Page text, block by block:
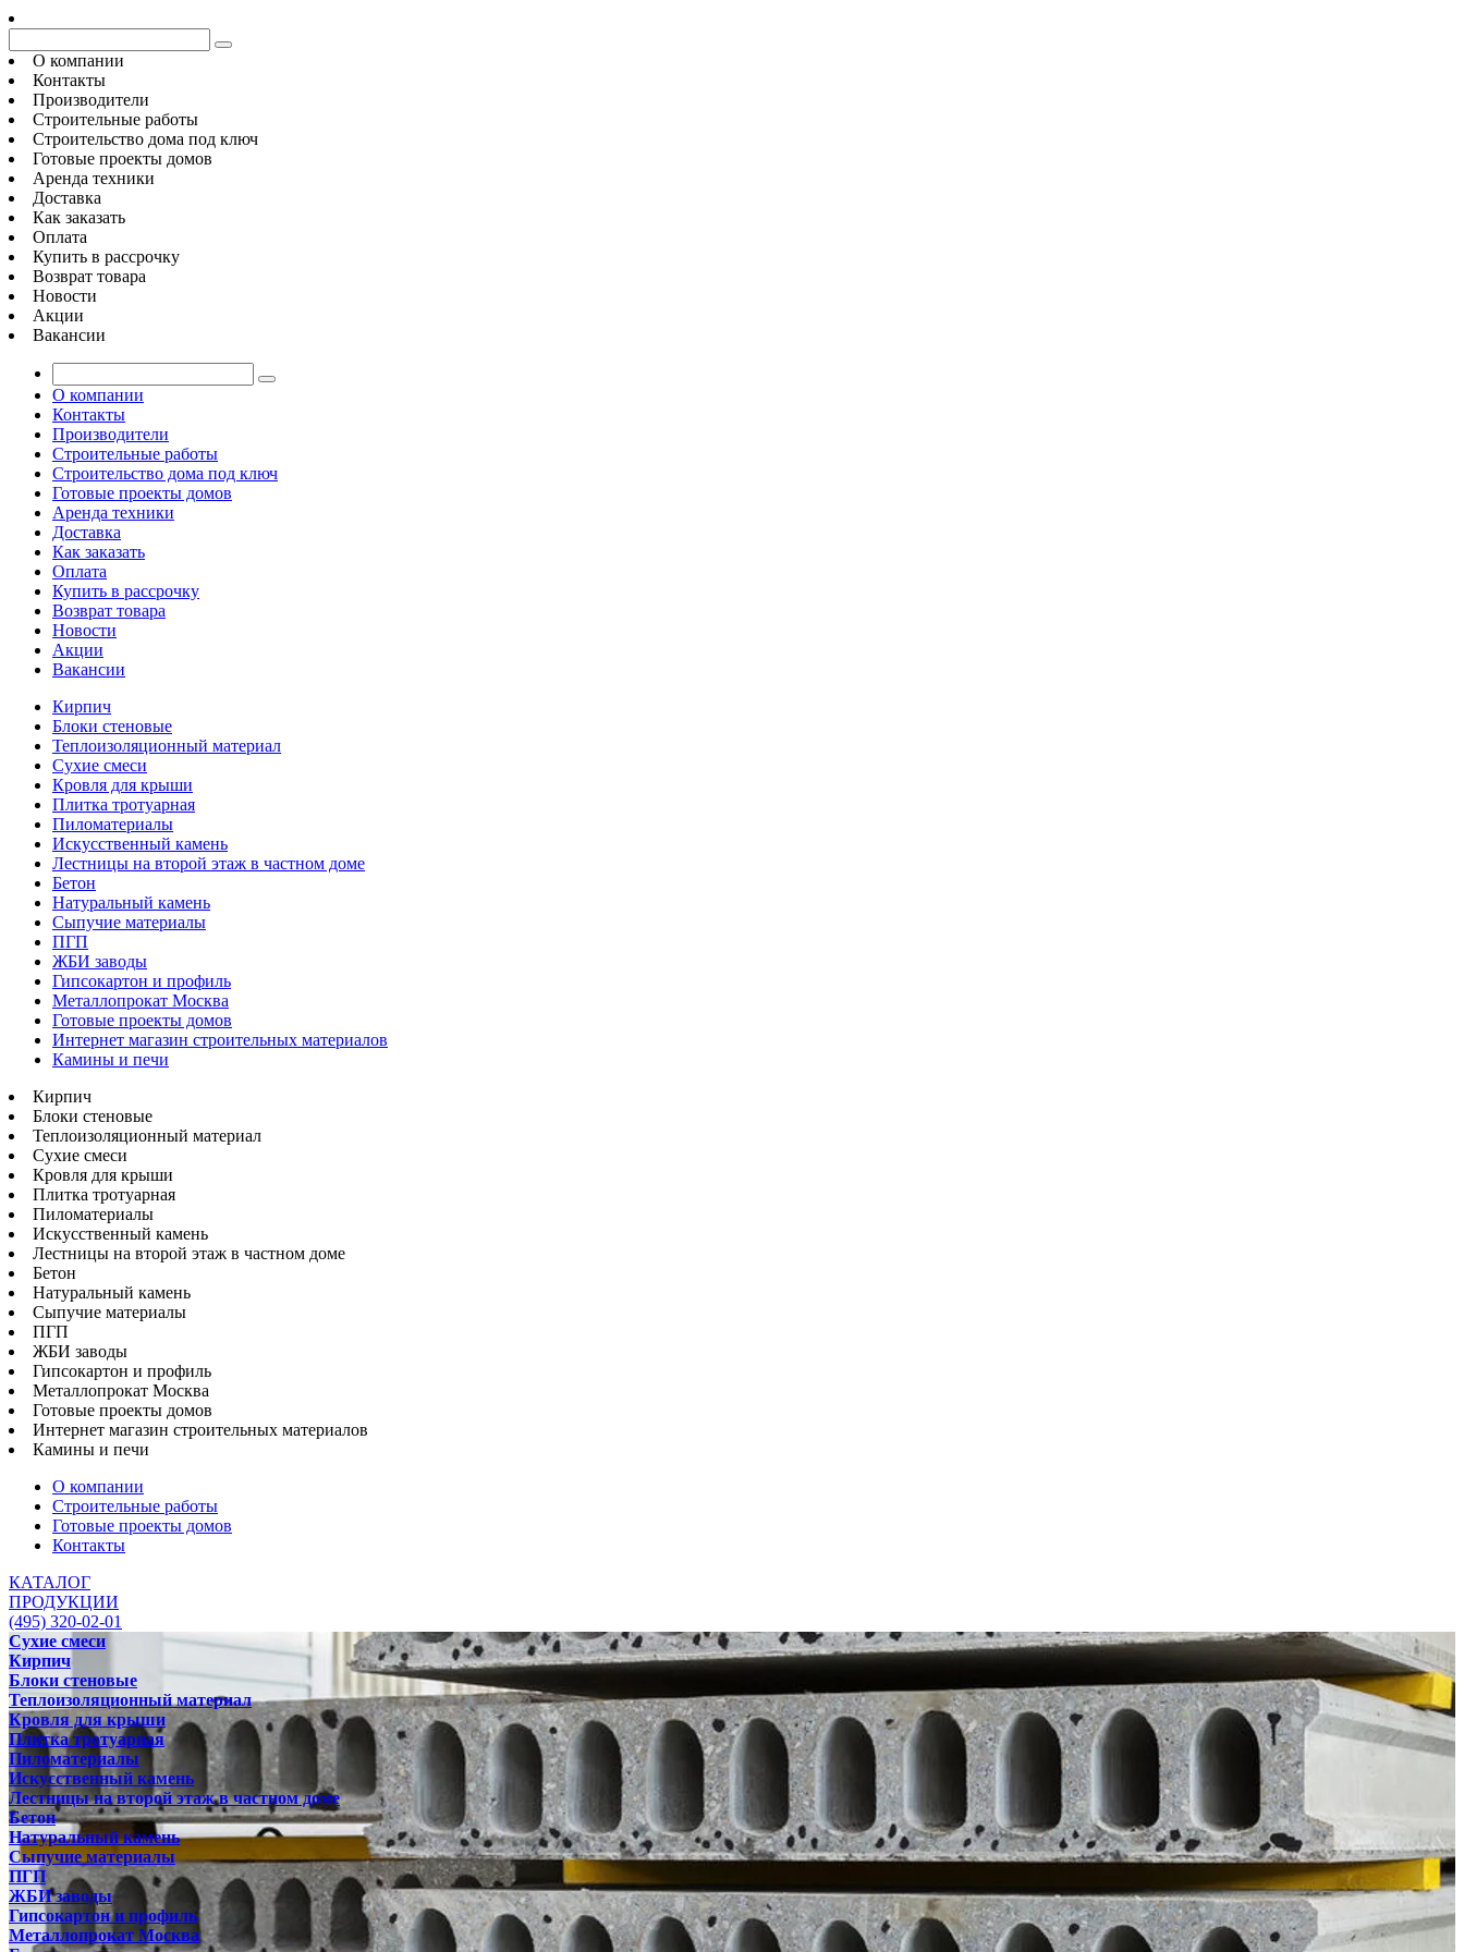
О компании
Контакты
Производители
Строительные работы
Строительство дома под ключ
Готовые проекты домов
Аренда техники
Доставка
Как заказать
Оплата
Купить в рассрочку
Возврат товара
Новости
Акции
Вакансии
О компании
Контакты
Производители
Строительные работы
Строительство дома под ключ
Готовые проекты домов
Аренда техники
Доставка
Как заказать
Оплата
Купить в рассрочку
Возврат товара
Новости
Акции
Вакансии
Кирпич
Блоки стеновые
Теплоизоляционный материал
Сухие смеси
Кровля для крыши
Плитка тротуарная
Пиломатериалы
Искусственный камень
Лестницы на второй этаж в частном доме
Бетон
Натуральный камень
Сыпучие материалы
ПГП
ЖБИ заводы
Гипсокартон и профиль
Металлопрокат Москва
Готовые проекты домов
Интернет магазин строительных материалов
Камины и печи
Кирпич
Блоки стеновые
Теплоизоляционный материал
Сухие смеси
Кровля для крыши
Плитка тротуарная
Пиломатериалы
Искусственный камень
Лестницы на второй этаж в частном доме
Бетон
Натуральный камень
Сыпучие материалы
ПГП
ЖБИ заводы
Гипсокартон и профиль
Металлопрокат Москва
Готовые проекты домов
Интернет магазин строительных материалов
Камины и печи
О компании
Строительные работы
Готовые проекты домов
Контакты
КАТАЛОГ
ПРОДУКЦИИ
(495) 320-02-01
Сухие смеси
Кирпич
Блоки стеновые
Теплоизоляционный материал
Кровля для крыши
Плитка тротуарная
Пиломатериалы
Искусственный камень
Лестницы на второй этаж в частном доме
Бетон
Натуральный камень
Сыпучие материалы
ПГП
ЖБИ заводы
Гипсокартон и профиль
Металлопрокат Москва